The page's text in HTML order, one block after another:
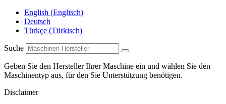
English (Englisch)
Deutsch
Türkçe (Türkisch)
Suche
Geben Sie den Hersteller Ihrer Maschine ein und wählen Sie den
Maschinentyp aus, für den Sie Unterstützung benötigen.
Disclaimer